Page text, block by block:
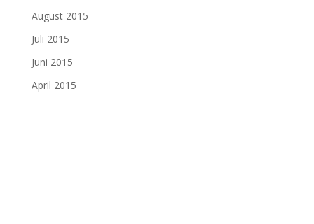
August 2015
Juli 2015
Juni 2015
April 2015